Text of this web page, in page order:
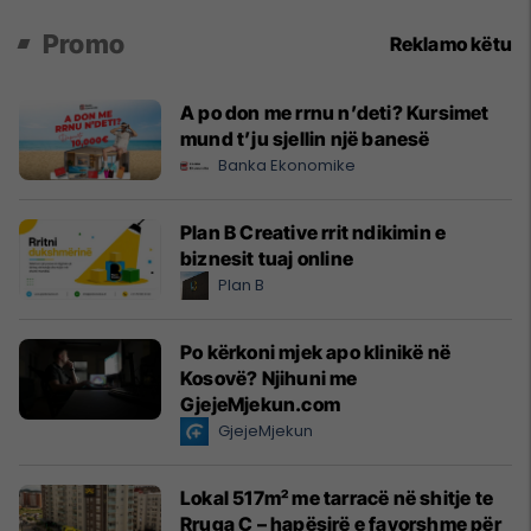
Promo Reklamo këtu
A po don me rrnu n’deti? Kursimet
mund t’ju sjellin një banesë
Banka Ekonomike
Plan B Creative rrit ndikimin e
biznesit tuaj online
Plan B
Po kërkoni mjek apo klinikë në
Kosovë? Njihuni me
GjejeMjekun.com
GjejeMjekun
Lokal 517m² me tarracë në shitje te
Rruga C – hapësirë e favorshme për